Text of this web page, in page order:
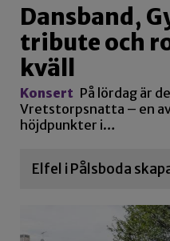
Dansband,
tribute och
kväll
Konsert På lördag är
Vretstorpsnatta – en
höjdpunkter i…
Elfel i Pålsboda